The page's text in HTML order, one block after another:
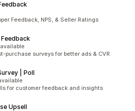
Feedback, NPS, & Seller Ratings
purchase surveys for better ads & CVR
| Poll
for customer feedback and insights
Upsell